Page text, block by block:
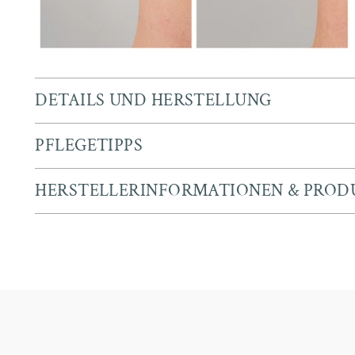
DETAILS UND HERSTELLUNG
PFLEGETIPPS
HERSTELLERINFORMATIONEN &